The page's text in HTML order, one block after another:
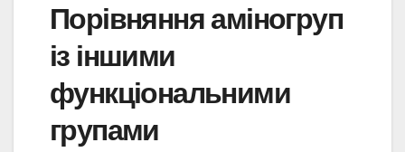
Порівняння аміногруп
із іншими
функціональними
групами